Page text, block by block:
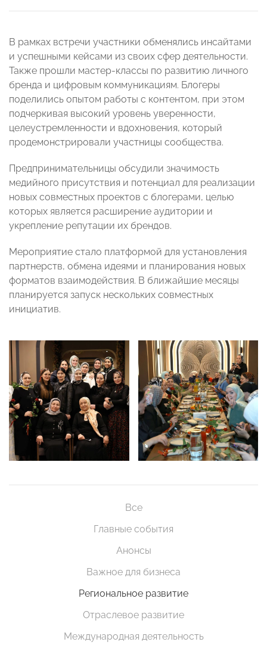
В рамках встречи участники обменялись инсайтами
и успешными кейсами из своих сфер деятельности.
Также прошли мастер-классы по развитию личного
бренда и цифровым коммуникациям. Блогеры
поделились опытом работы с контентом, при этом
подчеркивая высокий уровень уверенности,
целеустремленности и вдохновения, который
продемонстрировали участницы сообщества.
Предпринимательницы обсудили значимость
медийного присутствия и потенциал для реализации
новых совместных проектов с блогерами, целью
которых является расширение аудитории и
укрепление репутации их брендов.
Мероприятие стало платформой для установления
партнерств, обмена идеями и планирования новых
форматов взаимодействия. В ближайшие месяцы
планируется запуск нескольких совместных
инициатив.
Все
Главные события
Анонсы
Важное для бизнеса
Региональное развитие
Отраслевое развитие
Международная деятельность